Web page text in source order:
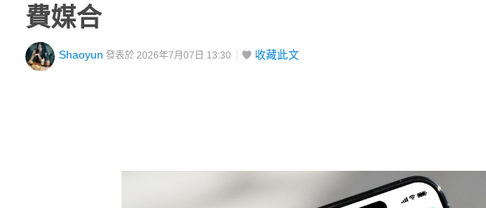
費媒合
Shaoyun 發表於 2026年7月07日 13:30 收藏此文